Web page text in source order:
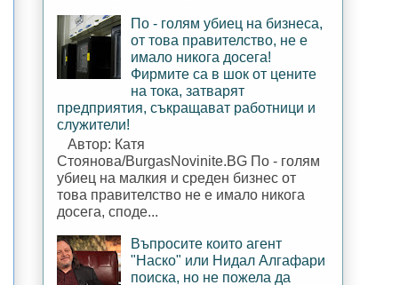
По - голям убиец на бизнеса,
от това правителство, не е
имало никога досега!
Фирмите са в шок от цените
на тока, затварят
предприятия, съкращават работници и
служители!
Автор: Катя
Стоянова/BurgasNovinite.BG По - голям
убиец на малкия и среден бизнес от
това правителство не е имало никога
досега, споде...
Въпросите които агент
"Наско" или Нидал Алгафари
поиска, но не пожела да